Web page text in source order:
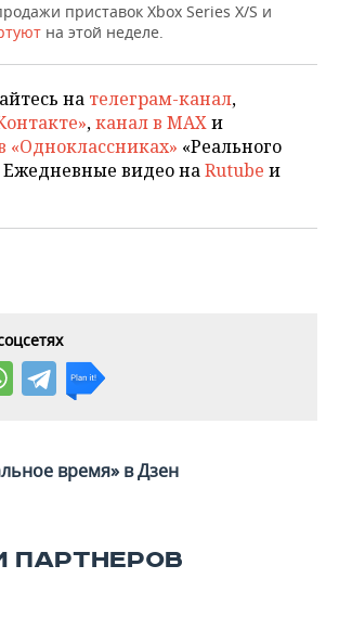
СПОРТА
приставок Xbox Series X/S и
на этой неделе.
на телеграм-канал,
,канал в MAXи
«Одноклассниках» «Реального
видео наRutube и
время» в Дзен
ПАРТНЕРОВ